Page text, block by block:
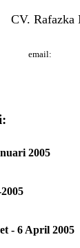
CV. Rafazka
email:
2005
- 6 April 2005